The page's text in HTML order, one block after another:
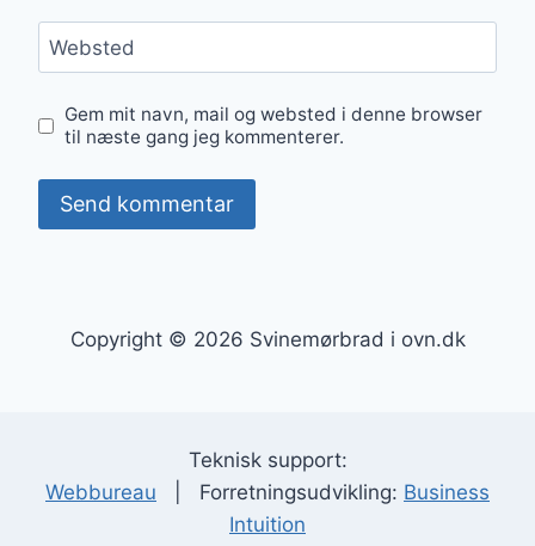
Websted
Gem mit navn, mail og websted i denne browser
til næste gang jeg kommenterer.
Copyright © 2026 Svinemørbrad i ovn.dk
Teknisk support:
Webbureau | Forretningsudvikling: Business
Intuition